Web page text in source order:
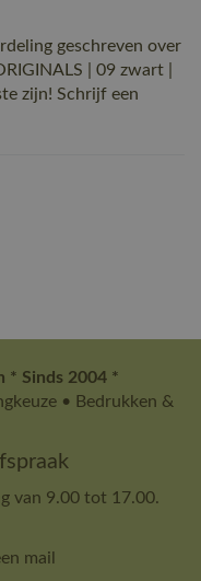
geschreven over
| 09 zwart |
zijn! Schrijf een
* Sinds 2004 *
• Bedrukken &
van 9.00 tot 17.00.
mail